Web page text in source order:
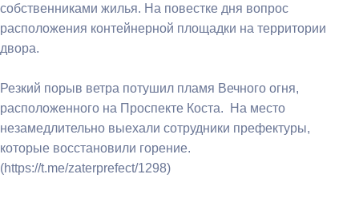
собственниками жилья. На повестке дня вопрос
расположения контейнерной площадки на территории
двора.
Резкий порыв ветра потушил пламя Вечного огня,
расположенного на Проспекте Коста. На место
незамедлительно выехали сотрудники префектуры,
которые восстановили горение.
(https://t.me/zaterprefect/1298)